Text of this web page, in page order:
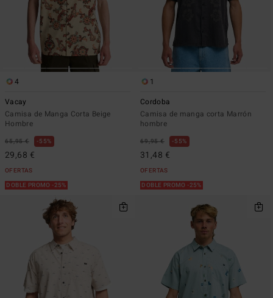
4
Vacay
Camisa de Manga Corta Beige
Hombre
65,95 € 55%
29,68 €
OFERTAS
DOBLE PROMO -25%
1
Cordoba
Camisa de manga corta Marrón
hombre
69,95 € 55%
31,48 €
OFERTAS
DOBLE PROMO -25%